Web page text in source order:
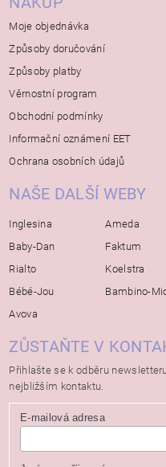
Moje objednávka
Způsoby doručování
Způsoby platby
Věrnostní program
Obchodní podmínky
Informační oznámení EET
Ochrana osobních údajů
NAŠE DALŠÍ WEBY
Inglesina
Baby-Dan
Rialto
Bébé-Jou
Avova
Ameda
Faktum
Koelstra
Bambino-
ZŮSTAŇTE V
Přihlašte se k odběru
nejbližším kontaktu.
E-mailová adresa